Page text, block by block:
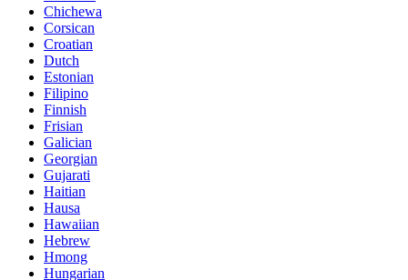
Chichewa
Corsican
Croatian
Dutch
Estonian
Filipino
Finnish
Frisian
Galician
Georgian
Gujarati
Haitian
Hausa
Hawaiian
Hebrew
Hmong
Hungarian